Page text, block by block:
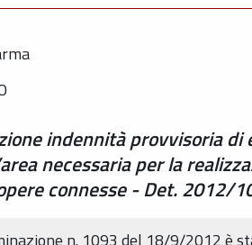
indennità provvisoria di
necessaria per la
connesse - Det. 2012/
n. 1093 del 18/9/2012 è